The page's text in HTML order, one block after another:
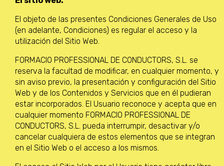
El objeto de las presentes Condiciones Generales de Uso
(en adelante, Condiciones) es regular el acceso y la
utilización del Sitio Web.
FORMACIO PROFESSIONAL DE CONDUCTORS, S.L. se
reserva la facultad de modificar, en cualquier momento, y
sin aviso previo, la presentación y configuración del Sitio
Web y de los Contenidos y Servicios que en él pudieran
estar incorporados. El Usuario reconoce y acepta que en
cualquier momento FORMACIO PROFESSIONAL DE
CONDUCTORS, S.L. pueda interrumpir, desactivar y/o
cancelar cualquiera de estos elementos que se integran
en el Sitio Web o el acceso a los mismos.